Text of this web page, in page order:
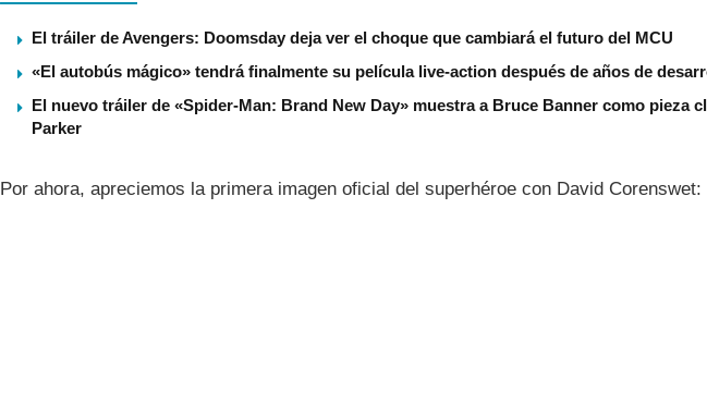
El tráiler de Avengers: Doomsday deja ver el choque que cambiará el futuro del MCU
«El autobús mágico» tendrá finalmente su película live-action después de años de
El nuevo tráiler de «Spider-Man: Brand New Day» muestra a Bruce Banner como pieza
Parker
Por ahora, apreciemos la primera imagen oficial del superhéroe con David Corenswet: